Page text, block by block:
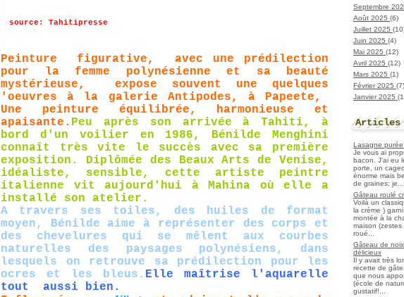
source: Tahitipresse
Peinture figurative, avec une prédilection
pour la femme polynésienne et sa beauté
mystérieuse, expose souvent une quelques
'oeuvres à la galerie Antipodes, à Papeete,
Une peinture équilibrée, harmonieuse et
apaisante. Peu après son arrivée à Tahiti, à
bord d'un voilier en 1986, Bénilde Menghini
connaît très vite le succès avec sa première
exposition. Diplômée des Beaux Arts de Venise,
idéaliste, sensible, cette artiste peintre
italienne vit aujourd'hui à Mahina où elle a
installé son atelier.
A travers ses toiles, des huiles de format
moyen, Bénilde aime à représenter des corps et
des chevelures qui se mêlent aux courbes
naturelles des paysages polynésiens, dans
lesquels on retrouve sa prédilection pour les
ocres et les bleus. Elle maîtrise l'aquarelle
tout aussi bien.
Septembre
Août 2025 (6)
Juillet 2025
Juin 2025 (4)
Mai 2025 (12)
Avril 2025 (12)
Mars 2025 (1)
Février 2025 (7)
Janvier 2025
Articles
Lasagne
Je vous ai
bacon. J'ai eu
porte, un
énorme mais
de graines; je...
Gâteau roulé
Voilà un
la crème )
montée à la
maison
roué...
Gâteau de
délicieux
Il y avait très
recette de
que nous
(école de
gustatif!...